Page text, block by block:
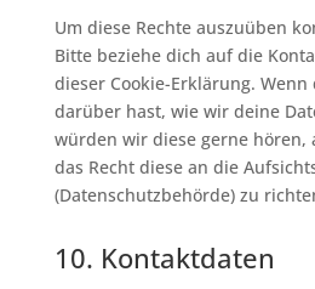
Um diese Rechte auszuüben
Bitte beziehe dich auf die
dieser Cookie-Erklärung.
darüber hast, wie wir deine
würden wir diese gerne hören,
das Recht diese an die
(Datenschutzbehörde) zu
10. Kontaktdaten